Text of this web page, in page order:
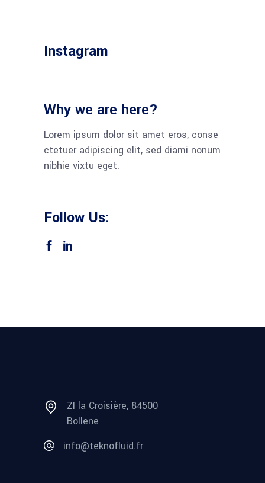
Instagram
Why we are here?
Lorem ipsum dolor sit amet eros, conse
ctetuer adipiscing elit, sed diami nonum
nibhie vixtu eget.
Follow Us:
ZI la Croisière, 84500
Bollene
info@teknofluid.fr